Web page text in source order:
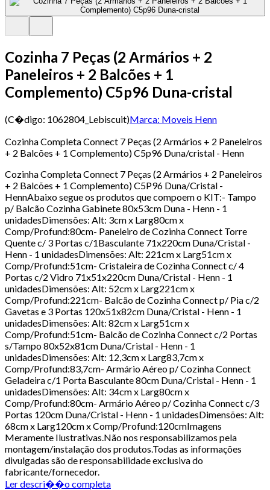
Cozinha 7 Peças (2 Armários + 2
Paneleiros + 2 Balcões + 1
Complemento) C5p96 Duna-cristal
(C�digo: 1062804_Lebiscuit)Marca: Moveis Henn
Cozinha Completa Connect 7 Peças (2 Armários + 2 Paneleiros
+ 2 Balcões + 1 Complemento) C5p96 Duna/cristal - Henn
Cozinha Completa Connect 7 Peças (2 Armários + 2 Paneleiros
+ 2 Balcões + 1 Complemento) C5P96 Duna/Cristal -
HennAbaixo segue os produtos que compoem o KIT:- Tampo
p/ Balcão Cozinha Gabinete 80x53cm Duna - Henn - 1
unidadesDimensões: Alt: 3cm x Larg80cm x
Comp/Profund:80cm- Paneleiro de Cozinha Connect Torre
Quente c/ 3 Portas c/1Basculante 71x220cm Duna/Cristal -
Henn - 1 unidadesDimensões: Alt: 221cm x Larg51cm x
Comp/Profund:51cm- Cristaleira de Cozinha Connect c/ 4
Portas c/2 Vidro 71x51x220cm Duna/Cristal - Henn - 1
unidadesDimensões: Alt: 52cm x Larg221cm x
Comp/Profund:221cm- Balcão de Cozinha Connect p/ Pia c/2
Gavetas e 3 Portas 120x51x82cm Duna/Cristal - Henn - 1
unidadesDimensões: Alt: 82cm x Larg51cm x
Comp/Profund:51cm- Balcão de Cozinha Connect c/2 Portas
s/Tampo 80x52x81cm Duna/Cristal - Henn - 1
unidadesDimensões: Alt: 12,3cm x Larg83,7cm x
Comp/Profund:83,7cm- Armário Aéreo p/ Cozinha Connect
Geladeira c/1 Porta Basculante 80cm Duna/Cristal - Henn - 1
unidadesDimensões: Alt: 34cm x Larg80cm x
Comp/Profund:80cm- Armário Aéreo p/ Cozinha Connect c/3
Portas 120cm Duna/Cristal - Henn - 1 unidadesDimensões: Alt:
68cm x Larg120cm x Comp/Profund:120cmImagens
Meramente Ilustrativas.Não nos responsabilizamos pela
montagem/instalação dos produtos.Todas as informações
divulgadas são de responsabilidade exclusiva do
fabricante/fornecedor.
Ler descri��o completa